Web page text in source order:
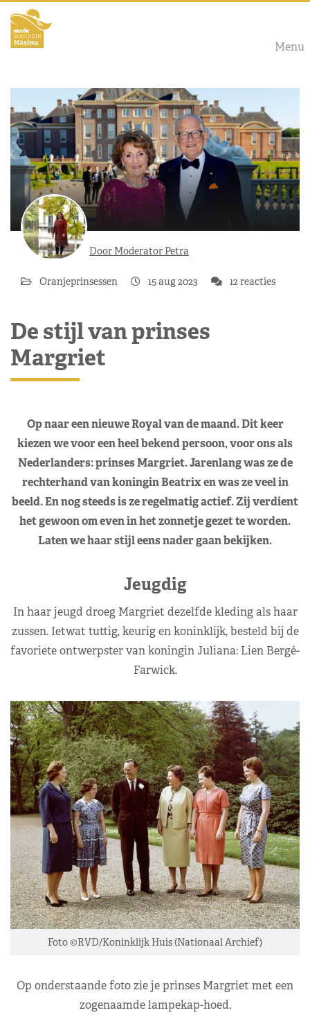
Menu
Door Moderator Petra
Oranjeprinsessen 15 aug 2023 12 reacties
De stijl van prinses
Margriet
Op naar een nieuwe Royal van de maand. Dit keer
kiezen we voor een heel bekend persoon, voor ons als
Nederlanders: prinses Margriet. Jarenlang was ze de
rechterhand van koningin Beatrix en was ze veel in
beeld. En nog steeds is ze regelmatig actief. Zij verdient
het gewoon om even in het zonnetje gezet te worden.
Laten we haar stijl eens nader gaan bekijken.
Jeugdig
In haar jeugd droeg Margriet dezelfde kleding als haar
zussen. Ietwat tuttig, keurig en koninklijk, besteld bij de
favoriete ontwerpster van koningin Juliana: Lien Bergé-
Farwick.
Foto ©RVD/Koninklijk Huis (Nationaal Archief)
Op onderstaande foto zie je prinses Margriet met een
zogenaamde lampekap-hoed.